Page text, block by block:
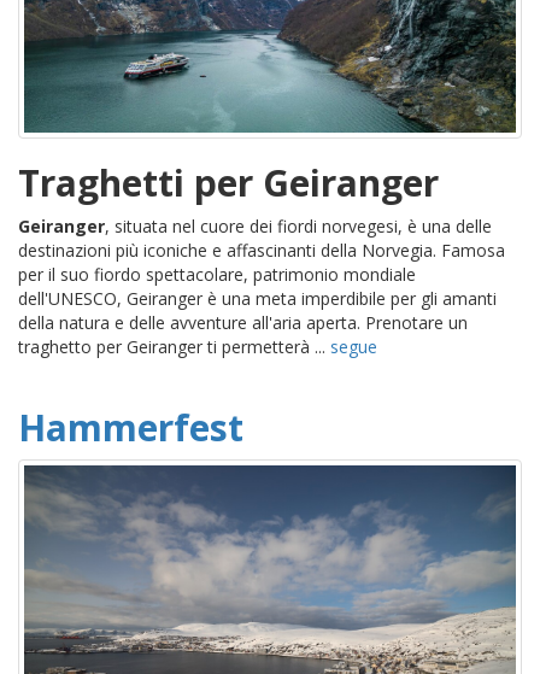
Traghetti per Geiranger
Geiranger, situata nel cuore dei fiordi norvegesi, è una delle
destinazioni più iconiche e affascinanti della Norvegia. Famosa
per il suo fiordo spettacolare, patrimonio mondiale
dell'UNESCO, Geiranger è una meta imperdibile per gli amanti
della natura e delle avventure all'aria aperta. Prenotare un
traghetto per Geiranger ti permetterà ... segue
Hammerfest